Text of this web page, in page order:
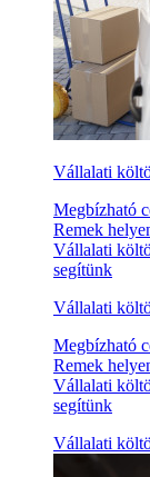
Vállalati
Megbízható
Remek
Vállalati
segítünk
Vállalati
Megbízható
Remek
Vállalati
segítünk
Vállalati